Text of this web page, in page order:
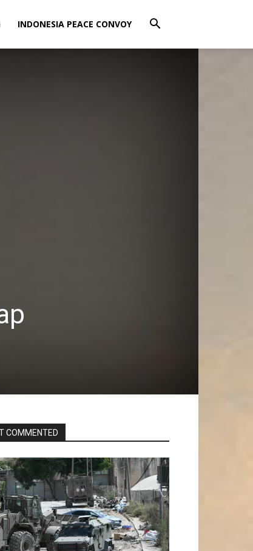
INDONESIA PEACE CONVOY
COMMENTED